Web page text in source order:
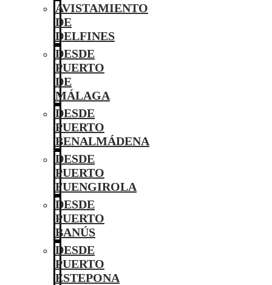
AVISTAMIENTO
DE
DELFINES
DESDE
PUERTO
DE
MÁLAGA
DESDE
PUERTO
BENALMÁDENA
DESDE
PUERTO
FUENGIROLA
DESDE
PUERTO
BANÚS
DESDE
PUERTO
ESTEPONA